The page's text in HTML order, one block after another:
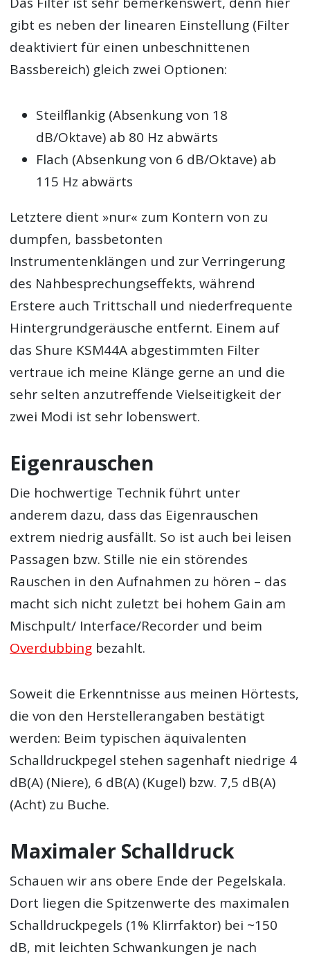
gibt es neben der linearen Einstellung (Filter
deaktiviert für einen unbeschnittenen
Bassbereich) gleich zwei Optionen:
Steilflankig (Absenkung von 18
dB/Oktave) ab 80 Hz abwärts
Flach (Absenkung von 6 dB/Oktave) ab
115 Hz abwärts
Letztere dient »nur« zum Kontern von zu
dumpfen, bassbetonten
Instrumentenklängen und zur Verringerung
des Nahbesprechungseffekts, während
Erstere auch Trittschall und niederfrequente
Hintergrundgeräusche entfernt. Einem auf
das Shure KSM44A abgestimmten Filter
vertraue ich meine Klänge gerne an und die
sehr selten anzutreffende Vielseitigkeit der
zwei Modi ist sehr lobenswert.
Eigenrauschen
Die hochwertige Technik führt unter
anderem dazu, dass das Eigenrauschen
extrem niedrig ausfällt. So ist auch bei leisen
Passagen bzw. Stille nie ein störendes
Rauschen in den Aufnahmen zu hören – das
macht sich nicht zuletzt bei hohem Gain am
Mischpult/ Interface/Recorder und beim
Overdubbing bezahlt.
Soweit die Erkenntnisse aus meinen Hörtests,
die von den Herstellerangaben bestätigt
werden: Beim typischen äquivalenten
Schalldruckpegel stehen sagenhaft niedrige 4
dB(A) (Niere), 6 dB(A) (Kugel) bzw. 7,5 dB(A)
(Acht) zu Buche.
Maximaler Schalldruck
Schauen wir ans obere Ende der Pegelskala.
Dort liegen die Spitzenwerte des maximalen
Schalldruckpegels (1% Klirrfaktor) bei ~150
dB, mit leichten Schwankungen je nach